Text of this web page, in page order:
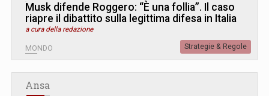
Musk difende Roggero: “È una follia”. Il caso
riapre il dibattito sulla legittima difesa in Italia
a cura della redazione
MONDO Strategie & Regole
Ansa